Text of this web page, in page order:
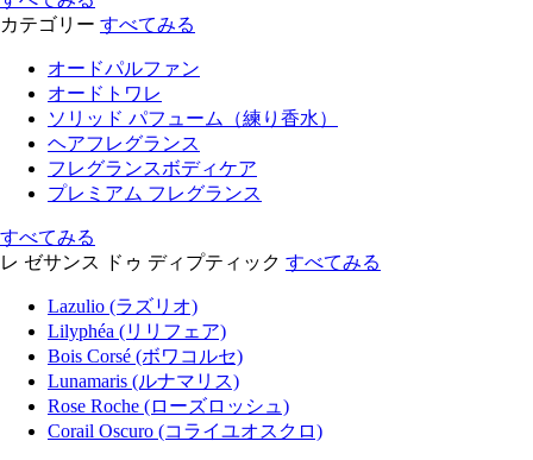
カテゴリー すべてみる
オードパルファン
オードトワレ
ソリッド パフューム（練り香水）
ヘアフレグランス
フレグランスボディケア
プレミアム フレグランス
すべてみる
レ ゼサンス ドゥ ディプティック すべてみる
Lazulio (ラズリオ)
Lilyphéa (リリフェア)
Bois Corsé (ボワコルセ)
Lunamaris (ルナマリス)
Rose Roche (ローズロッシュ)
Corail Oscuro (コライユオスクロ)